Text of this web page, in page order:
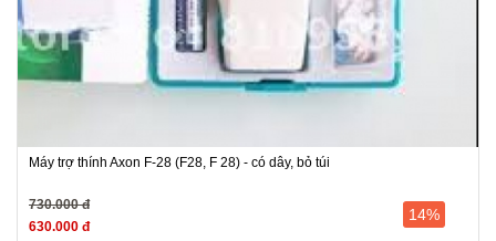
Máy trợ thính Axon F-28 (F28, F 28) - có dây, bỏ túi
730.000 đ
630.000 đ
14%